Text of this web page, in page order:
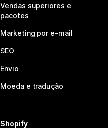
Vendas superiores e
pacotes
Marketing por e-mail
SEO
Envio
Moeda e tradução
Shopify